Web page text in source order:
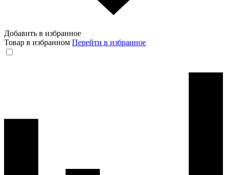
Добавить в избранное
Товар в избранном Перейти в избранное